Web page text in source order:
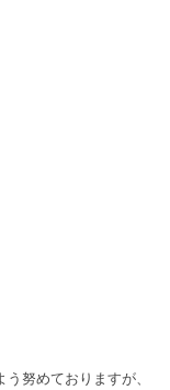
努めておりますが、